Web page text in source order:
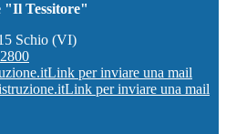
"Il Tessitore"
Schio (VI)
Link per inviare una mail
Link per inviare una mail